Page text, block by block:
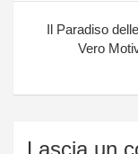
Il Paradiso
Vero
Lascia un